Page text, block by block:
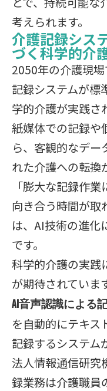
考えられます。
介護記録シス
づく科学的介
2050年の介護現
記録システムが標
学的介護が実践さ
紙媒体での記録や
ら、客観的なデー
れた介護への転換
「膨大な記録作
向き合う時間が
は、AI技術の進化
です。
科学的介護の実践
が期待されていま
AI音声認識による
を自動的にテキス
記録するシステム
法人情報通信研究
録業務は介護職員